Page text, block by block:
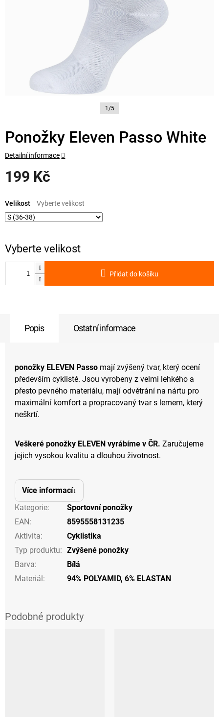
1/5
Ponožky Eleven Passo White
199 Kč
cena:
Velikost
Přidat do košíku
Detailní informace
Popis Ostatní informace
ponožky ELEVEN Passo mají zvýšený tvar, který ocení
především cyklisté. Jsou vyrobeny z velmi lehkého a
přesto pevného materiálu, mají odvětrání na nártu pro
maximální komfort a propracovaný tvar s lemem, který
neškrtí.
Veškeré ponožky ELEVEN vyrábíme v ČR. Zaručujeme
jejich vysokou kvalitu a dlouhou životnost.
Více informací
Kategorie:
Sportovní ponožky
EAN:
8595558131235
Aktivita:
Cyklistika
Typ produktu: Zvýšené ponožky
Barva:
Bílá
Materiál: 94% POLYAMID, 6% ELASTAN